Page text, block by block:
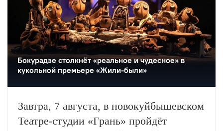
Бокурадзе столкнëт «реальное и чудесное» в
кукольной премьере «Жили-были»
Завтра, 7 августа, в новокуйбышевском
Театре-студии «Грань» пройдёт